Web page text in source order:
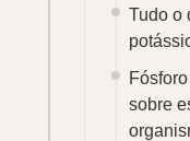
Tudo o
sobre